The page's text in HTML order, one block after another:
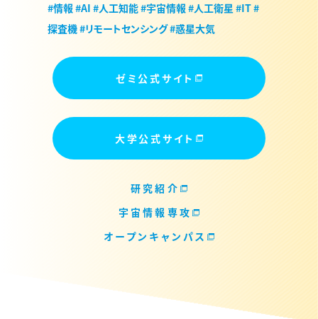
#情報#AI #人工知能#宇宙情報#人工衛星 #IT#
探査機#リモートセンシング#惑星大気
ゼミ公式サイト
大学公式サイト
研究紹介
宇宙情報専攻
オープンキャンパス